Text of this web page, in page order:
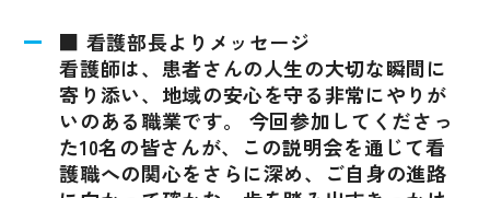
■ 看護部長よりメッセージ
看護師は、患者さんの人生の大切な瞬間に
寄り添い、地域の安心を守る非常にやりが
いのある職業です。 今回参加してくださっ
た10名の皆さんが、この説明会を通じて看
護職への関心をさらに深め、ご自身の進路